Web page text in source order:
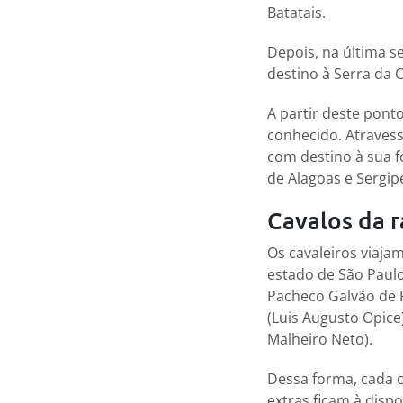
Batatais.
Depois, na última
destino à Serra da
A partir deste
conhecido.
com destino à sua
de Alagoas e
Cavalos da
Os cavaleiros
estado de São
Pacheco Galvão de
(Luis Augusto
Malheiro Neto).
Dessa forma, cada